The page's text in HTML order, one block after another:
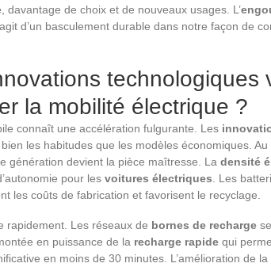
, davantage de choix et de nouveaux usages. L’
d’un basculement durable dans notre façon de
technologiques
la mobilité électrique ?
connaît une accélération fulgurante. Les
les habitudes que les modèles économiques.
génération devient la pièce maîtresse. La densité
pour les voitures électriques . Les
les coûts de fabrication et favorisent le recyclage.
rapidement. Les réseaux de bornes de recharge
en puissance de la recharge rapide qui
en moins de 30 minutes. L’amélioration de